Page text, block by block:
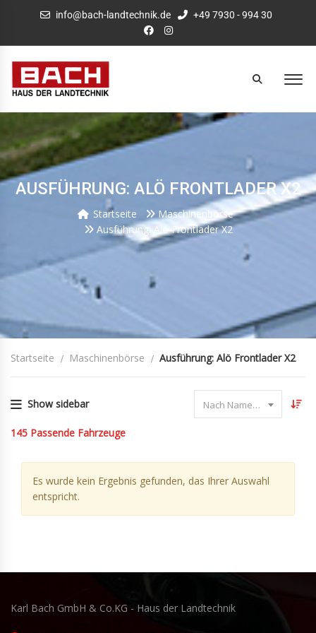
info@bach-landtechnik.de +49 7930 - 994 30
AUSFÜHRUNG: ALÖ FRONTLADER X2
Startseite
Maschinenbörse
Ausführung: Alö Frontlader X2
Startseite Maschinenbörse Ausführung: Alö Frontlader X2
Show sidebar Nach Name sortieren
145 Passende Fahrzeuge
Es wurde kein Ergebnis gefunden, das Ihrer Auswahl
entspricht.
Karl Bach GmbH & Co.KG - Haus der Landtechnik